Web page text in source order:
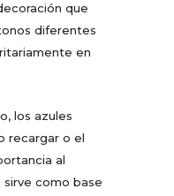
que
diferentes
en
los azules
recargar o el
al
sirve como base